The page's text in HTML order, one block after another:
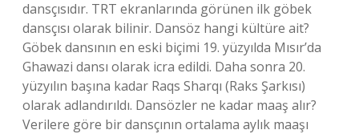
dansçısıdır. TRT ekranlarında görünen ilk göbek
dansçısı olarak bilinir. Dansöz hangi kültüre ait?
Göbek dansının en eski biçimi 19. yüzyılda Mısır’da
Ghawazi dansı olarak icra edildi. Daha sonra 20.
yüzyılın başına kadar Raqs Sharqı (Raks Şarkısı)
olarak adlandırıldı. Dansözler ne kadar maaş alır?
Verilere göre bir dansçının ortalama aylık maaşı